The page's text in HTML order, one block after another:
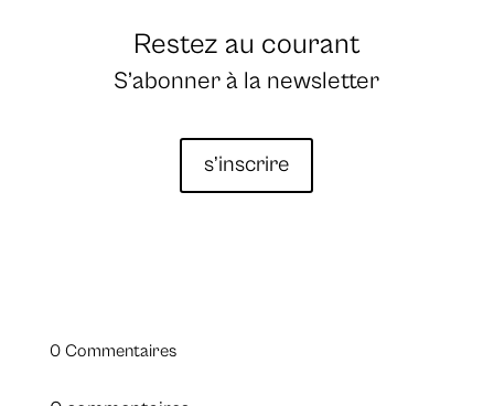
Restez au courant
S’abonner à la newsletter
s’inscrire
0 Commentaires